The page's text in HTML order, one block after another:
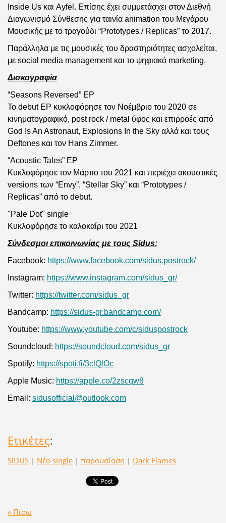
Inside Us και Ayfel. Επίσης έχει συμμετάσχει στον Διεθνή
Διαγωνισμό Σύνθεσης για ταινία animation του Μεγάρου
Μουσικής με το τραγούδι “Prototypes / Replicas” το 2017.
Παράλληλα με τις μουσικές του δραστηριότητες ασχολείται,
με social media management και το ψηφιακό marketing.
Δισκογραφία
“Seasons Reversed” EP
To debut EP κυκλοφόρησε τον Νοέμβριο του 2020 σε
κινηματογραφικό, post rock / metal ύφος και επιρροές από
God Is An Astronaut, Explosions In the Sky αλλά και τους
Deftones και τον Hans Zimmer.
“Acoustic Tales” EP
Κυκλοφόρησε τον Μάρτιο του 2021 και περιέχει ακουστικές
versions των “Envy”, “Stellar Sky” και “Prototypes /
Replicas” από το debut.
"Pale Dot" single
Κυκλοφόρησε το καλοκαίρι του 2021
Σύνδεσμοι επικοινωνίας με τους Sidus:
Facebook: https://www.facebook.com/sidus.postrock/
Instagram: https://www.instagram.com/sidus_gr/
Twitter: https://twitter.com/sidus_gr
Bandcamp: https://sidus-gr.bandcamp.com/
Youtube: https://www.youtube.com/c/siduspostrock
Soundcloud: https://soundcloud.com/sidus_gr
Spotify: https://spoti.fi/3clQlOc
Apple Music: https://apple.co/2zscqw8
Email: sidusofficial@outlook.com
Ετικέτες:
SIDUS | Νέο single | παρουσίαση | Dark Flames
« Πίσω